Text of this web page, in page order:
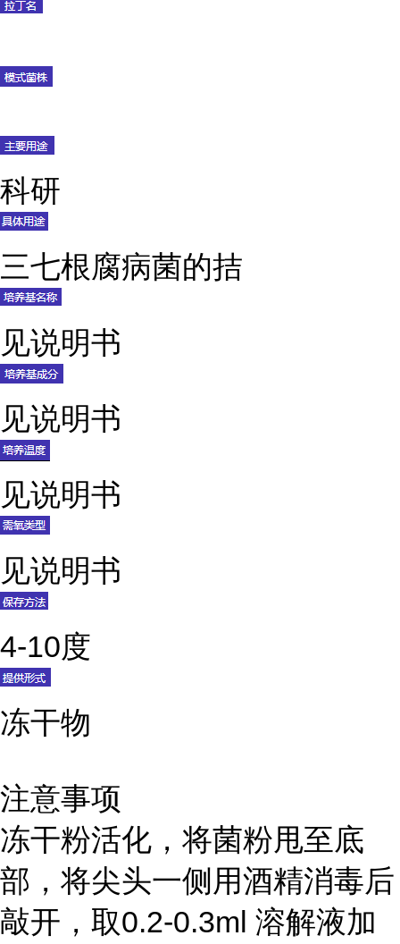
科研
三七根腐病菌的拮
见说明书
见说明书
见说明书
见说明书
4-10度
冻干物
注意事项
冻干粉活化，将菌粉甩至底
部，将尖头一侧用酒精消毒后
敲开，取0.2-0.3ml 溶解液加